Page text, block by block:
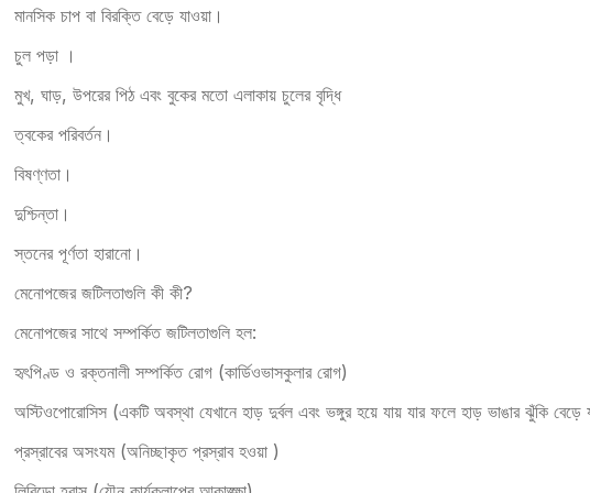
মানসিক চাপ বা বিরক্তি বেড়ে যাওয়া।
চুল পড়া ।
মুখ, ঘাড়, উপরের পিঠ এবং বুকের মতো এলাকায় চুলের বৃদ্ধি
ত্বকের পরিবর্তন।
বিষণ্ণতা।
দুশ্চিন্তা।
স্তনের পূর্ণতা হারানো।
মেনোপজের জটিলতাগুলি কী কী?
মেনোপজের সাথে সম্পর্কিত জটিলতাগুলি হল:
হৃৎপিণ্ড ও রক্তনালী সম্পর্কিত রোগ (কার্ডিওভাসকুলার রোগ)
অস্টিওপোরোসিস (একটি অবস্থা যেখানে হাড় দুর্বল এবং ভঙ্গুর হয়ে যায় যার ফলে হাড় ভাঙার ঝুঁকি বেড়ে
প্রস্রাবের অসংযম (অনিচ্ছাকৃত প্রস্রাব হওয়া )